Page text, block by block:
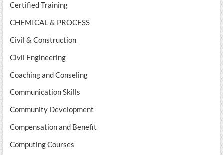
Certified Training
CHEMICAL & PROCESS
Civil & Construction
Civil Engineering
Coaching and Conseling
Communication Skills
Community Development
Compensation and Benefit
Computing Courses